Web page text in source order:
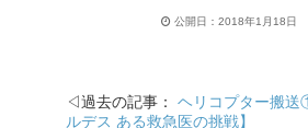
o
er公開日：2018年1月18日
◁過去の記事： ヘリコプター搬
ルデス ある救急医の挑戦】